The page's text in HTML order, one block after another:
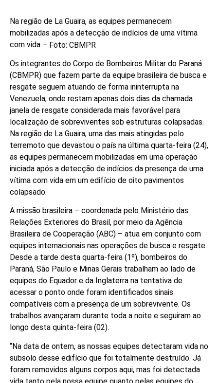
Na região de La Guaira, as equipes permanecem
mobilizadas após a detecção de indícios de uma vítima
com vida – Foto: CBMPR
Os integrantes do Corpo de Bombeiros Militar do Paraná
(CBMPR) que fazem parte da equipe brasileira de busca e
resgate seguem atuando de forma ininterrupta na
Venezuela, onde restam apenas dois dias da chamada
janela de resgate considerada mais favorável para
localização de sobreviventes sob estruturas colapsadas.
Na região de La Guaira, uma das mais atingidas pelo
terremoto que devastou o país na última quarta-feira (24),
as equipes permanecem mobilizadas em uma operação
iniciada após a detecção de indícios da presença de uma
vítima com vida em um edifício de oito pavimentos
colapsado.
A missão brasileira – coordenada pelo Ministério das
Relações Exteriores do Brasil, por meio da Agência
Brasileira de Cooperação (ABC) – atua em conjunto com
equipes internacionais nas operações de busca e resgate.
Desde a tarde desta quarta-feira (1º), bombeiros do
Paraná, São Paulo e Minas Gerais trabalham ao lado de
equipes do Equador e da Inglaterra na tentativa de
acessar o ponto onde foram identificados sinais
compatíveis com a presença de um sobrevivente. Os
trabalhos avançaram durante toda a noite e seguiram ao
longo desta quinta-feira (02).
“Na data de ontem, as nossas equipes detectaram vida no
subsolo desse edifício que foi totalmente destruído. Já
foram removidos alguns corpos aqui, mas foi detectada
vida tanto pela nossa equipe quanto pelas equipes do